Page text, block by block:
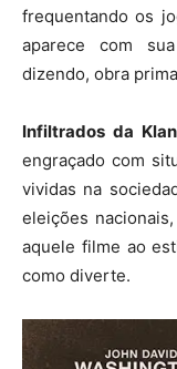
frequentando os
aparece com
dizendo, obra
Infiltrados da Klan
engraçado com
vividas na
eleições
aquele filme ao
como diverte.